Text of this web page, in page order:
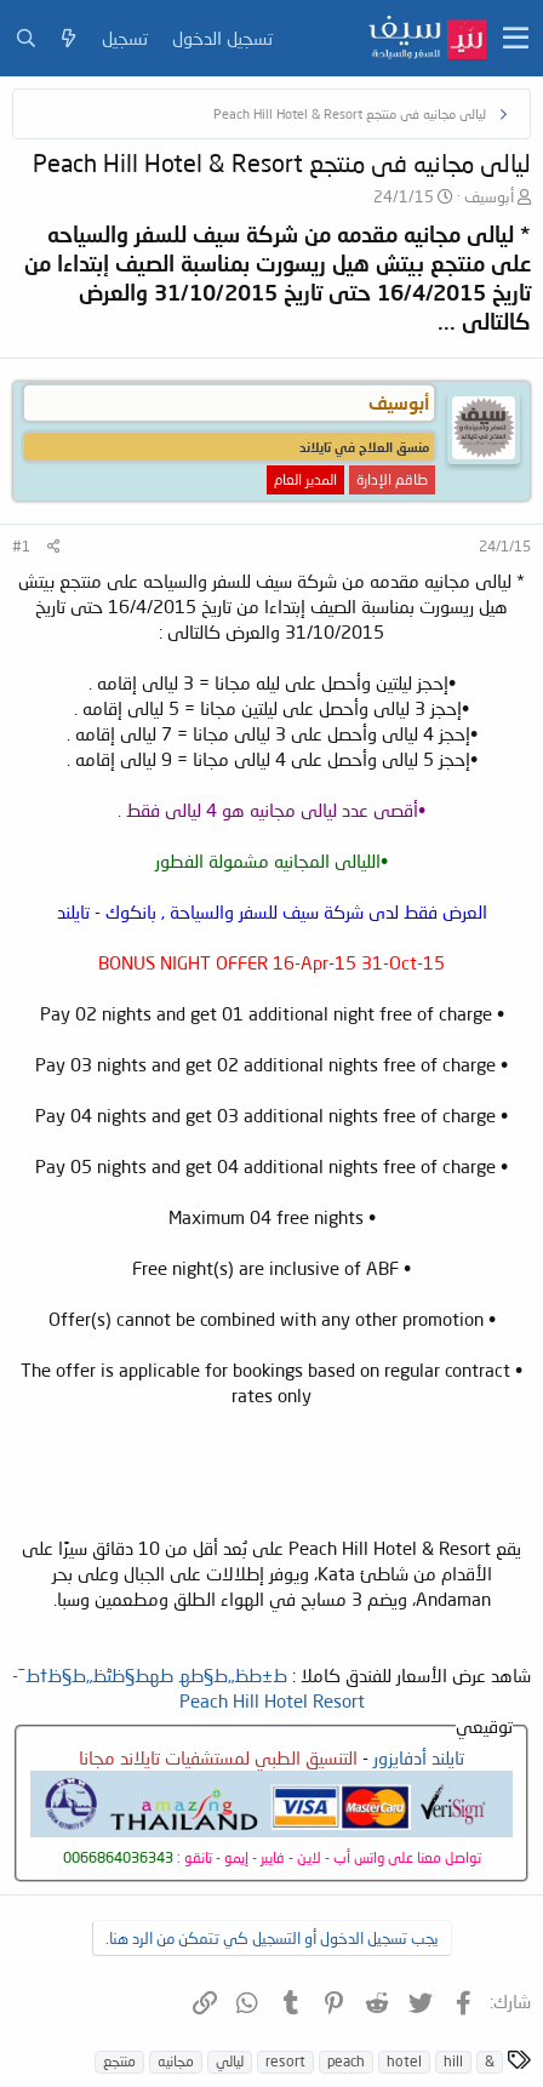
تسجيل الدخول تسجيل
ليالى مجانيه فى منتجع Peach Hill Hotel & Resort
ليالى مجانيه فى منتجع Peach Hill Hotel & Resort
ب
د
ئ
ل
م
ع
أبوسيف
ت
ر
ي
خ
ا
ء
24/1/15
* ليالى مجانيه مقدمه من شركة سيف للسفر والسياحه
على منتجع بيتش هيل ريسورت بمناسبة الصيف إبتداءا من
تاريخ 16/4/2015 حتى تاريخ 31/10/2015 والعرض
كالتالى ...
أبوسيف
منسق العلاج في تايلاند
طاقم الإدارة المدير العام
24/1/15
#1
* ليالى مجانيه مقدمه من شركة سيف للسفر والسياحه على منتجع بيتش
هيل ريسورت بمناسبة الصيف إبتداءا من تاريخ 16/4/2015 حتى تاريخ
31/10/2015 والعرض كالتالى :
•إحجز ليلتين وأحصل على ليله مجانا = 3 ليالى إقامه .
•إحجز 3 ليالى وأحصل على ليلتين مجانا = 5 ليالى إقامه .
•إحجز 4 ليالى وأحصل على 3 ليالى مجانا = 7 ليالى إقامه .
•إحجز 5 ليالى وأحصل على 4 ليالى مجانا = 9 ليالى إقامه .
•أقصى عدد ليالى مجانيه هو 4 ليالى فقط .
•الليالى المجانيه مشمولة الفطور
العرض فقط لدى شركة سيف للسفر والسياحة , بانكوك - تايلند
BONUS NIGHT OFFER 16-Apr-15 31-Oct-15
• Pay 02 nights and get 01 additional night free of charge
• Pay 03 nights and get 02 additional nights free of charge
• Pay 04 nights and get 03 additional nights free of charge
• Pay 05 nights and get 04 additional nights free of charge
• Maximum 04 free nights
• Free night(s) are inclusive of ABF
• Offer(s) cannot be combined with any other promotion
• The offer is applicable for bookings based on regular contract
rates only
يقع Peach Hill Hotel & Resort على بُعد أقل من 10 دقائق سيرًا على
الأقدام من شاطئ Kata، ويوفر إطلالات على الجبال وعلى بحر
Andaman، ويضم 3 مسابح في الهواء الطلق ومطعمين وسبا.
شاهد عرض الأسعار للفندق كاملا : ط±ط­ظ„ط§طھ طھط§ظٹظ„ط§ظ†ط¯-
Peach Hill Hotel Resort
توقيعي
تايلند أدفايزور - التنسيق الطبي لمستشفيات تايلاند مجانا
تواصل معنا على واتس أب - لاين - فايبر - إيمو - تانقو :0066864036343
يجب تسجيل الدخول أو التسجيل كي تتمكن من الرد هنا.
شارك: فيسبوك تويتر Reddit
Pinterest
Tumblr
WhatsApp
ا &
hill
hotel
peach
resort ليالي مجانيه منتجع